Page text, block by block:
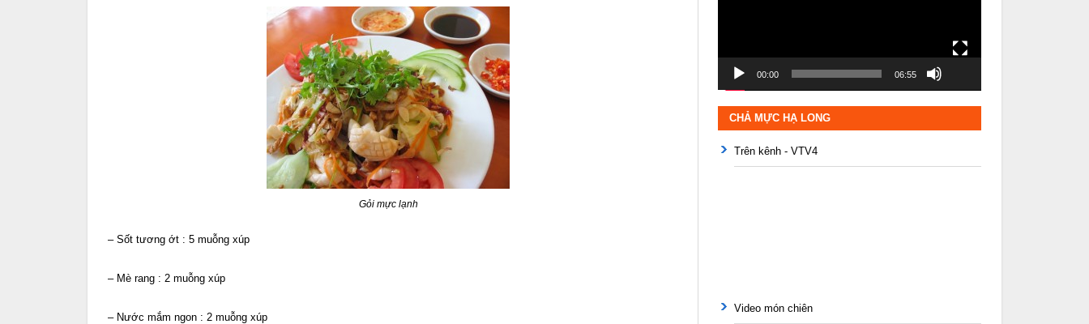
Gỏi mực lạnh
– Sốt tương ớt : 5 muỗng xúp
– Mè rang : 2 muỗng xúp
– Nước mắm ngon : 2 muỗng xúp
00:00 06:55
CHẢ MỰC HẠ LONG
Trên kênh - VTV4
Video món chiên